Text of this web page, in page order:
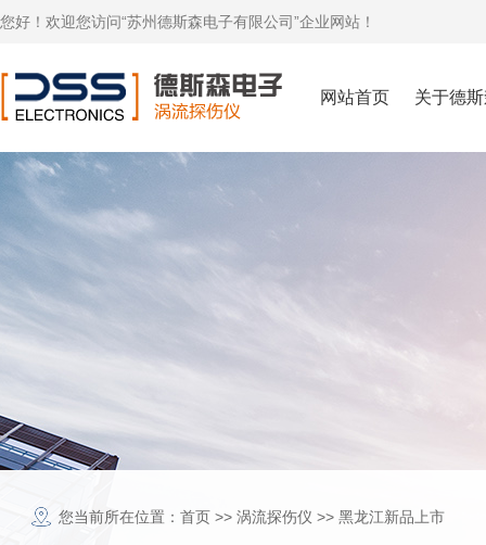
您好！欢迎您访问“苏州德斯森电子有限公司”企业网站！
网站首页 关于德
您当前所在位置： 首页 >> 涡流探伤仪 >> 黑龙江新品上市